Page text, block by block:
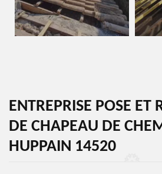
ENTREPRISE POSE ET
DE CHAPEAU DE
HUPPAIN 14520